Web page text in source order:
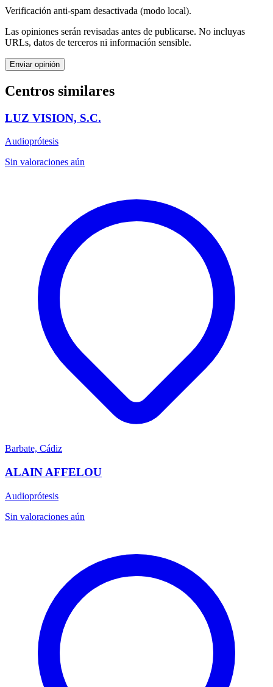
Verificación anti-spam desactivada (modo local).
Las opiniones serán revisadas antes de publicarse. No incluyas
URLs, datos de terceros ni información sensible.
Enviar opinión
Centros similares
LUZ VISION, S.C.
Audioprótesis
Sin valoraciones aún
Barbate, Cádiz
ALAIN AFFELOU
Audioprótesis
Sin valoraciones aún